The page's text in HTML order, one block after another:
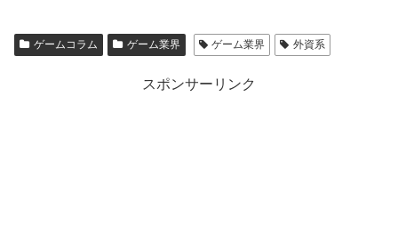
ゲームコラム ゲーム業界 ゲーム業界 外資系
スポンサーリンク